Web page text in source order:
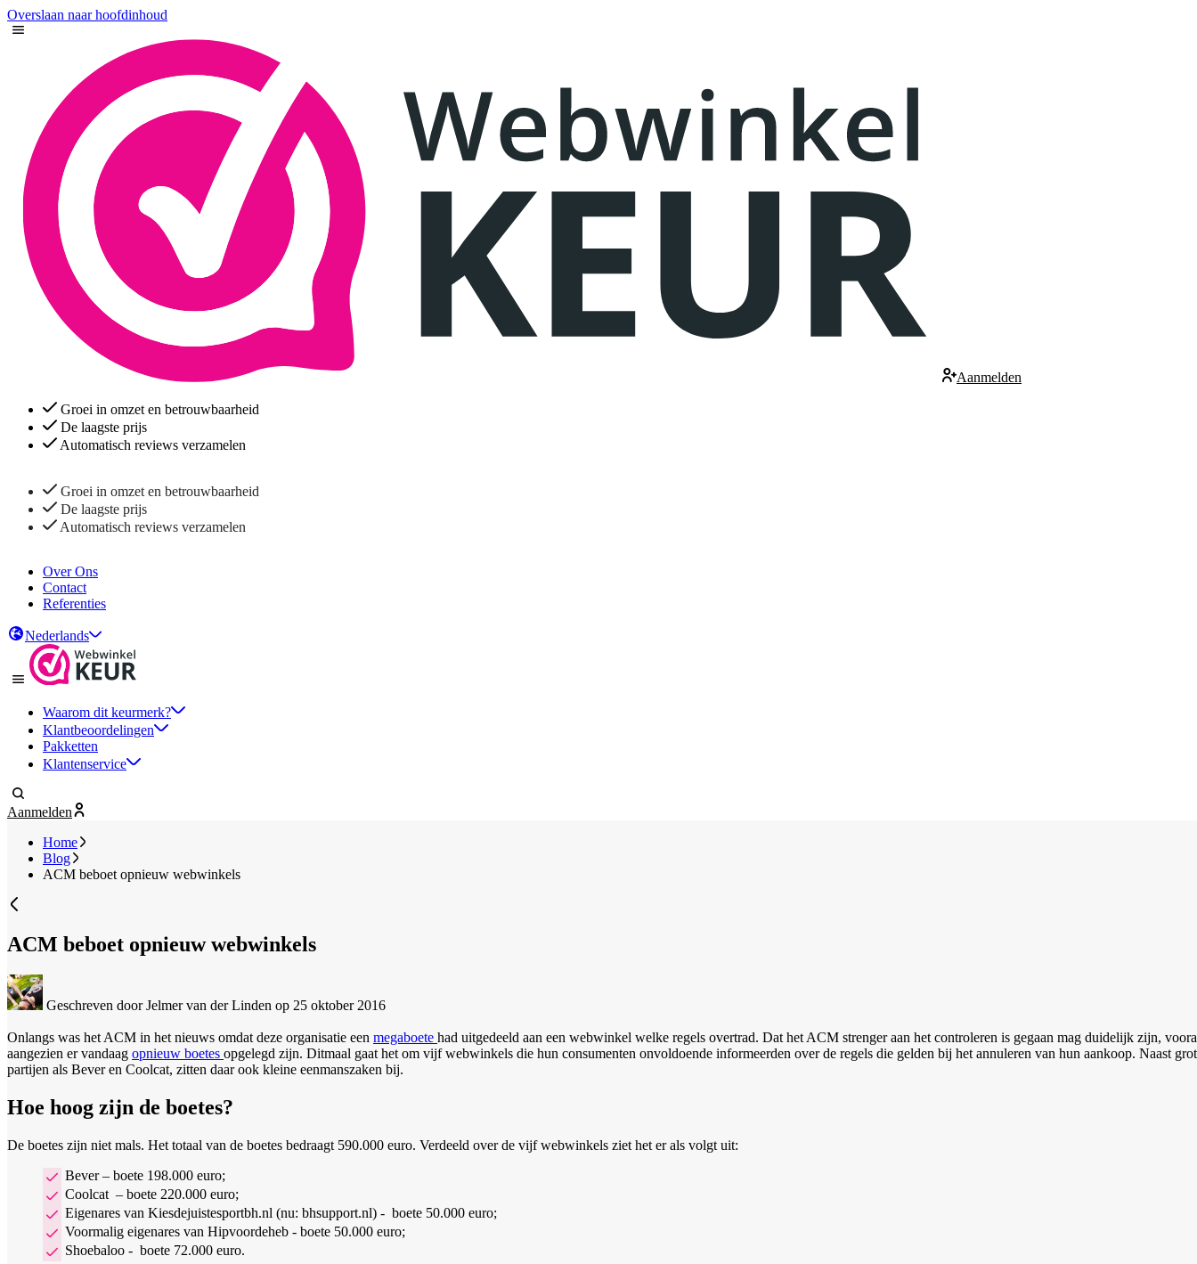
Overslaan naar hoofdinhoud
Aanmelden
Groei in omzet en betrouwbaarheid
De laagste prijs
Automatisch reviews verzamelen
Groei in omzet en betrouwbaarheid
De laagste prijs
Automatisch reviews verzamelen
Over Ons
Contact
Referenties
Nederlands
Waarom dit keurmerk?
Klantbeoordelingen
Pakketten
Klantenservice
Aanmelden
Home
Blog
ACM beboet opnieuw webwinkels
ACM beboet opnieuw webwinkels
Geschreven door Jelmer van der Linden op 25 oktober 2016
Onlangs was het ACM in het nieuws omdat deze organisatie een megaboete had uitgedeeld aan een webwinkel welke regels overtrad. Dat het ACM strenger aan het controleren is gegaan mag duidelijk zijn,
aangezien er vandaag opnieuw boetes opgelegd zijn. Ditmaal gaat het om vijf webwinkels die hun consumenten onvoldoende informeerden over de regels die gelden bij het annuleren van hun aankoop. Naast
partijen als Bever en Coolcat, zitten daar ook kleine eenmanszaken bij.
Hoe hoog zijn de boetes?
De boetes zijn niet mals. Het totaal van de boetes bedraagt 590.000 euro. Verdeeld over de vijf webwinkels ziet het er als volgt uit:
Bever – boete 198.000 euro;
Coolcat – boete 220.000 euro;
Eigenares van Kiesdejuistesportbh.nl (nu: bhsupport.nl) - boete 50.000 euro;
Voormalig eigenares van Hipvoordeheb - boete 50.000 euro;
Shoebaloo - boete 72.000 euro.